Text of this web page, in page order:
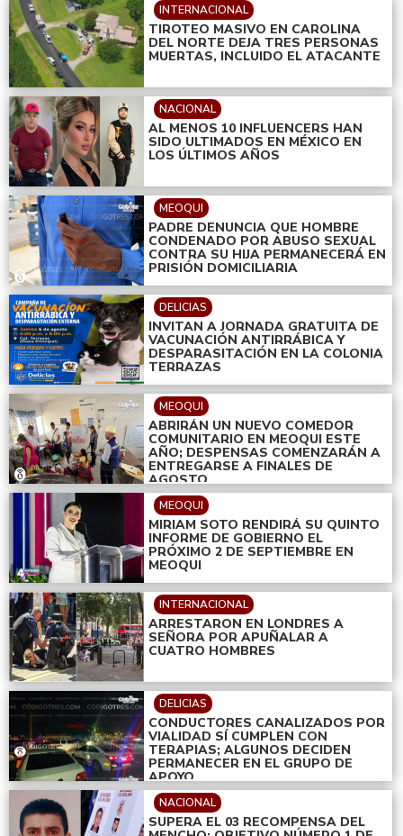
INTERNACIONAL
TIROTEO MASIVO EN CAROLINA
DEL NORTE DEJA TRES PERSONAS
MUERTAS, INCLUIDO EL ATACANTE
NACIONAL
AL MENOS 10 INFLUENCERS HAN
SIDO ULTIMADOS EN MÉXICO EN
LOS ÚLTIMOS AÑOS
MEOQUI
PADRE DENUNCIA QUE HOMBRE
CONDENADO POR ABUSO SEXUAL
CONTRA SU HIJA PERMANECERÁ EN
PRISIÓN DOMICILIARIA
DELICIAS
INVITAN A JORNADA GRATUITA DE
VACUNACIÓN ANTIRRÁBICA Y
DESPARASITACIÓN EN LA COLONIA
TERRAZAS
MEOQUI
ABRIRÁN UN NUEVO COMEDOR
COMUNITARIO EN MEOQUI ESTE
AÑO; DESPENSAS COMENZARÁN A
ENTREGARSE A FINALES DE
AGOSTO
MEOQUI
MIRIAM SOTO RENDIRÁ SU QUINTO
INFORME DE GOBIERNO EL
PRÓXIMO 2 DE SEPTIEMBRE EN
MEOQUI
INTERNACIONAL
ARRESTARON EN LONDRES A
SEÑORA POR APUÑALAR A
CUATRO HOMBRES
DELICIAS
CONDUCTORES CANALIZADOS POR
VIALIDAD SÍ CUMPLEN CON
TERAPIAS; ALGUNOS DECIDEN
PERMANECER EN EL GRUPO DE
APOYO
NACIONAL
SUPERA EL 03 RECOMPENSA DEL